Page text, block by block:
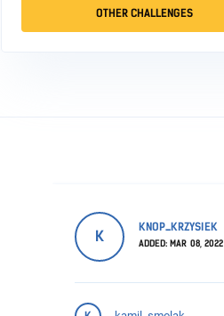
OTHER CHALLENGES
K
KNOP_KRZYSIEK
ADDED: MAR 08, 2022